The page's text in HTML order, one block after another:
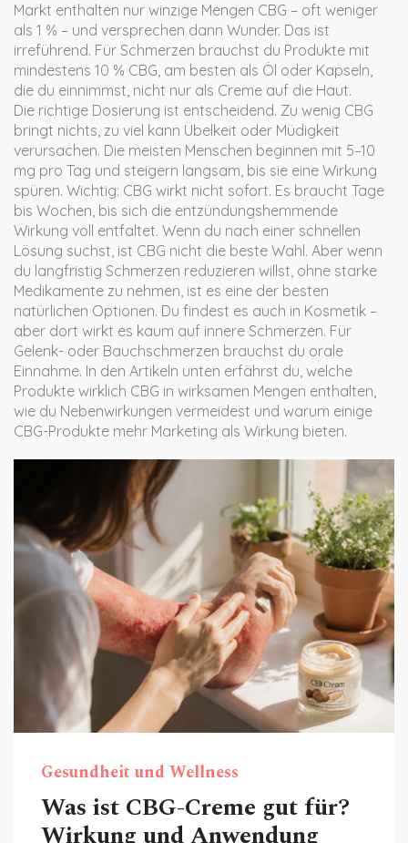
Markt enthalten nur winzige Mengen CBG – oft weniger
als 1 % – und versprechen dann Wunder. Das ist
irreführend. Für Schmerzen brauchst du Produkte mit
mindestens 10 % CBG, am besten als Öl oder Kapseln,
die du einnimmst, nicht nur als Creme auf die Haut.
Die richtige Dosierung ist entscheidend. Zu wenig CBG
bringt nichts, zu viel kann Übelkeit oder Müdigkeit
verursachen. Die meisten Menschen beginnen mit 5–10
mg pro Tag und steigern langsam, bis sie eine Wirkung
spüren. Wichtig: CBG wirkt nicht sofort. Es braucht Tage
bis Wochen, bis sich die entzündungshemmende
Wirkung voll entfaltet. Wenn du nach einer schnellen
Lösung suchst, ist CBG nicht die beste Wahl. Aber wenn
du langfristig Schmerzen reduzieren willst, ohne starke
Medikamente zu nehmen, ist es eine der besten
natürlichen Optionen. Du findest es auch in Kosmetik –
aber dort wirkt es kaum auf innere Schmerzen. Für
Gelenk- oder Bauchschmerzen brauchst du orale
Einnahme. In den Artikeln unten erfährst du, welche
Produkte wirklich CBG in wirksamen Mengen enthalten,
wie du Nebenwirkungen vermeidest und warum einige
CBG-Produkte mehr Marketing als Wirkung bieten.
Gesundheit und Wellness
Was ist CBG-Creme gut für?
Wirkung und Anwendung